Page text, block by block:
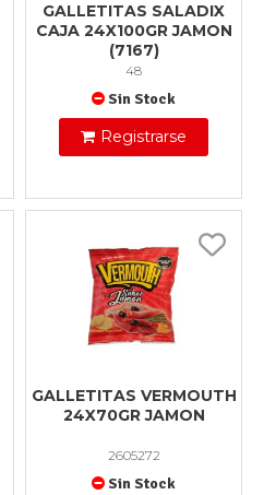
GALLETITAS SALADIX
CAJA 24X100GR JAMON
(7167)
48
Sin Stock
Registrarse
GALLETITAS VERMOUTH
24X70GR JAMON
2605272
Sin Stock